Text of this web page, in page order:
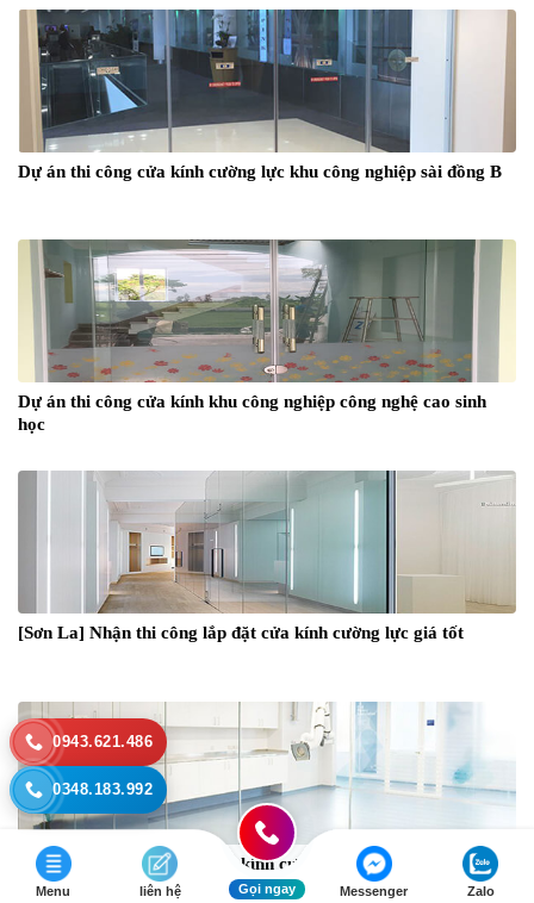
Dự án thi công cửa kính cường lực khu công nghiệp sài đồng B
Dự án thi công cửa kính khu công nghiệp công nghệ cao sinh
học
[Sơn La] Nhận thi công lắp đặt cửa kính cường lực giá tốt
Chuyên thi công lắp đặt cửa kính cường lực tại Bắc Kạn
0943.621.486
0348.183.992
Menu liên hệ Gọi ngay Messenger Zalo